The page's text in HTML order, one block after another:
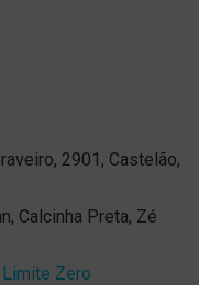
2901, Castelão,
Calcinha Preta, Zé
Zero